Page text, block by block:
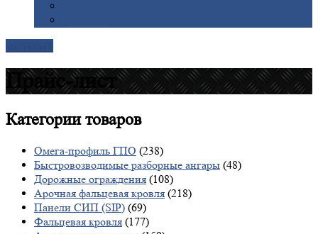
Прайс-лист
Категориитоваров
Омега-профиль ГПО (238)
Быстровозводимые разборные ангары (48)
Дорожные ограждения (108)
Арочная фальцевая кровля (218)
Панели СИП (SIP) (69)
Фальцевая кровля (177)